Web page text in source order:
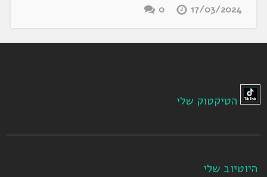
17/03/2024
0
הטיקטוק שלי
היוטיוב שלי